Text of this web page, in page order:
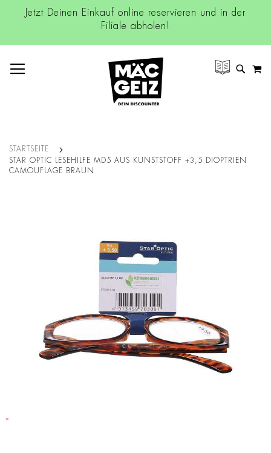
Jetzt Deinen Einkauf online reservieren und in der
Filiale abholen!
SUCHE
STARTSEITE
STAR OPTIC LESEHILFE MD5 AUS KUNSTSTOFF +3,5 DIOPTRIEN
CAMOUFLAGE BRAUN